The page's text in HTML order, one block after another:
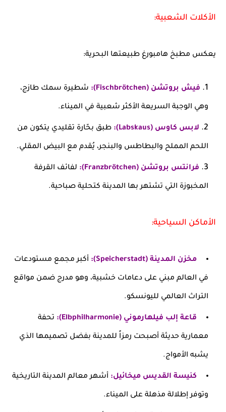
الأكلات الشعبية:
يعكس مطبخ هامبورغ طبيعتها البحرية:
فيش بروتشن (Fischbrötchen): شطيرة سمك طازج،
وهي الوجبة السريعة الأكثر شعبية في الميناء.
لابس كاوس (Labskaus): طبق بحّارة تقليدي يتكون من
اللحم المملح والبطاطس والبنجر، يُقدم مع البيض المقلي.
فرانتس بروتشن (Franzbrötchen): لفائف القرفة
المخبوزة التي تشتهر بها المدينة كتحلية صباحية.
الأماكن السياحية:
مخزن المدينة (Speicherstadt): أكبر مجمع مستودعات
في العالم مبني على دعامات خشبية، وهو مدرج ضمن مواقع
التراث العالمي لليونسكو.
قاعة إلب فيلهارموني (Elbphilharmonie): تحفة
معمارية حديثة أصبحت رمزاً للمدينة بفضل تصميمها الذي
يشبه الأمواج.
كنيسة القديس ميخائيل: أشهر معالم المدينة التاريخية
وتوفر إطلالة مذهلة على الميناء.